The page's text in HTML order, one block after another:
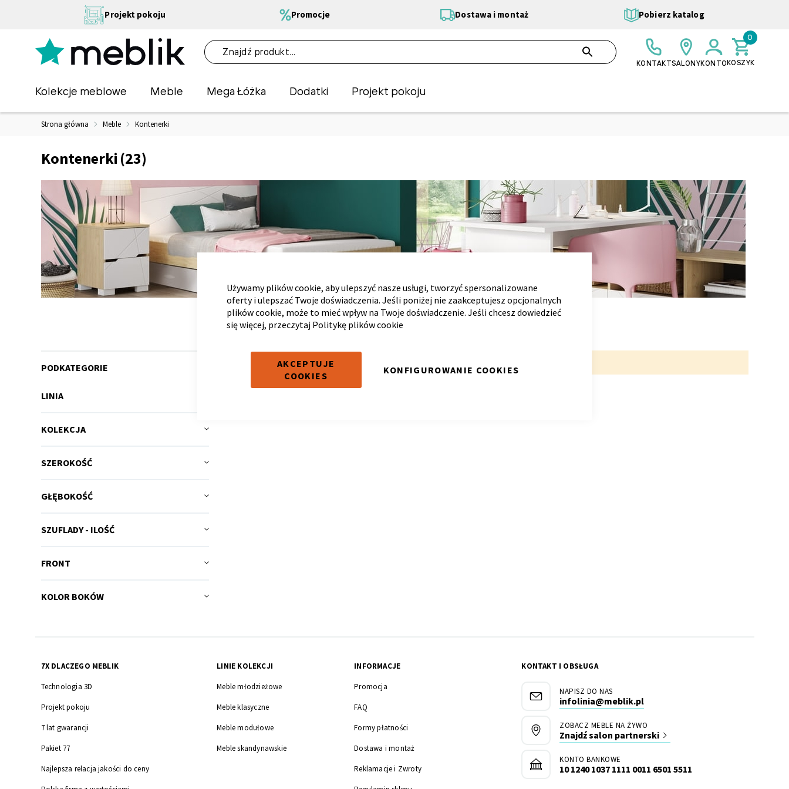
COOKIE
BAR
Używamy plików cookie, aby ulepszyć nasze usługi, tworzyć spersonalizowane
oferty i ulepszać Twoje doświadczenia. Jeśli poniżej nie zaakceptujesz opcjonalnych
plików cookie, może to mieć wpływ na Twoje doświadczenie. Jeśli chcesz dowiedzieć
się więcej, przeczytaj Politykę plików cookie
AKCEPTUJE
COOKIES
KONFIGUROWANIE COOKIES
Projekt pokoju Promocje Dostawa i montaż Pobierz katalog
Kolekcje meblowe Meble Mega Łóżka Dodatki Projekt pokoju
SZUKAJ
KONTAKTSALONYKONTOKOSZYK
0,00 ZŁ
0
Strona główna Meble Kontenerki
Kontenerki (23)
Nie możemy odnaleźć pasujących produktów do zaznaczenia.
PODKATEGORIE
LINIA
KOLEKCJA
SZEROKOŚĆ
GŁĘBOKOŚĆ
SZUFLADY - ILOŚĆ
FRONT
KOLOR BOKÓW
7X DLACZEGO MEBLIK
Technologia 3D
Projekt pokoju
7 lat gwarancji
Pakiet 77
Najlepsza relacja jakości do ceny
LINIE KOLEKCJI
Meble młodzieżowe
Meble klasyczne
Meble modułowe
Meble skandynawskie
INFORMACJE
Promocja
FAQ
Formy płatności
Dostawa i montaż
Reklamacje i Zwroty
KONTAKT I OBSŁUGA
NAPISZ DO NAS
infolinia@meblik.pl
ZOBACZ MEBLE NA ŻYWO
Znajdź salon partnerski
KONTO BANKOWE
10 1240 1037 1111 0011 6501 5511